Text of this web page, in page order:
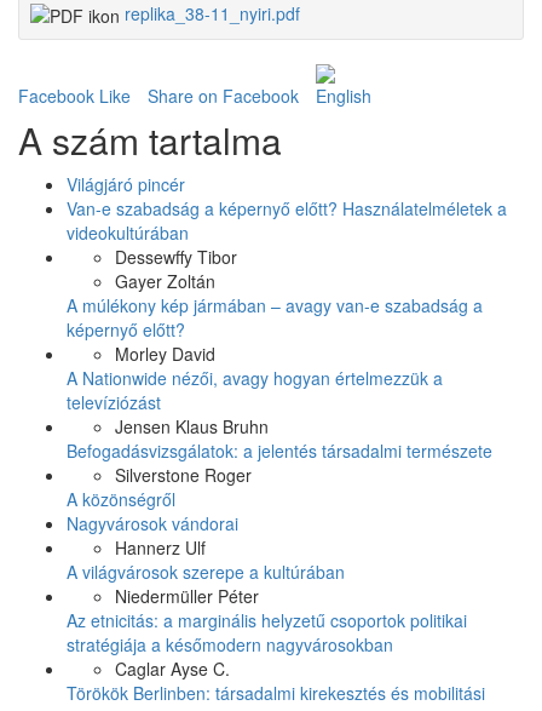
replika_38-11_nyiri.pdf
Facebook Like Share on Facebook
A szám tartalma
Világjáró pincér
Van-e szabadság a képernyő előtt? Használatelméletek a
videokultúrában
Dessewffy Tibor
Gayer Zoltán
A múlékony kép jármában – avagy van-e szabadság a
képernyő előtt?
Morley David
A Nationwide nézői, avagy hogyan értelmezzük a
televíziózást
Jensen Klaus Bruhn
Befogadásvizsgálatok: a jelentés társadalmi természete
Silverstone Roger
A közönségről
Nagyvárosok vándorai
Hannerz Ulf
A világvárosok szerepe a kultúrában
Niedermüller Péter
Az etnicitás: a marginális helyzetű csoportok politikai
stratégiája a későmodern nagyvárosokban
Caglar Ayse C.
Törökök Berlinben: társadalmi kirekesztés és mobilitási